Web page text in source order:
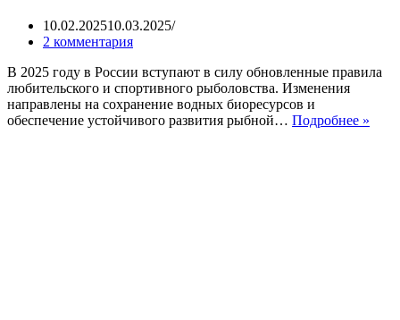
10.02.202510.03.2025
2 комментария
В 2025 году в России вступают в силу обновленные правила
любительского и спортивного рыболовства. Изменения
направлены на сохранение водных биоресурсов и
обеспечение устойчивого развития рыбной… Подробнее »